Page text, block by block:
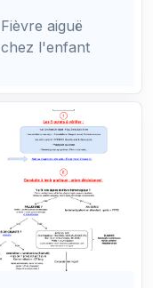
Fièvre aiguë
chez l'enfant